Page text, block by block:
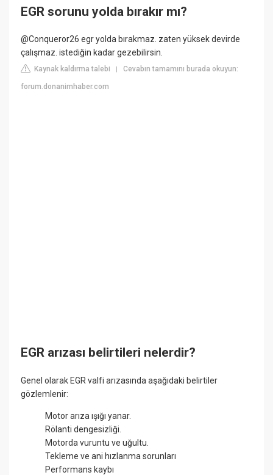
EGR sorunu yolda bırakır mı?
@Conqueror26 egr yolda bırakmaz. zaten yüksek devirde
çalışmaz. istediğin kadar gezebilirsin.
Kaynak kaldırma talebi |Cevabın tamamını burada okuyun:
forum.donanimhaber.com
EGR arızası belirtileri nelerdir?
Genel olarak EGR valfi arızasında aşağıdaki belirtiler
gözlemlenir:
Motor arıza ışığı yanar.
Rölanti dengesizliği.
Motorda vuruntu ve uğultu.
Tekleme ve ani hızlanma sorunları
Performans kaybı